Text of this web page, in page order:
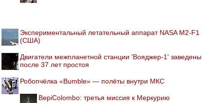
Экспериментальный летательный аппарат NASA M2-F1
(США)
Двигатели межпланетной станции 'Вояджер-1' заведены
после 37 лет простоя
Робопчёлка «Bumble» — полёты внутри МКС
BepiColombo: третья миссия к Меркурию